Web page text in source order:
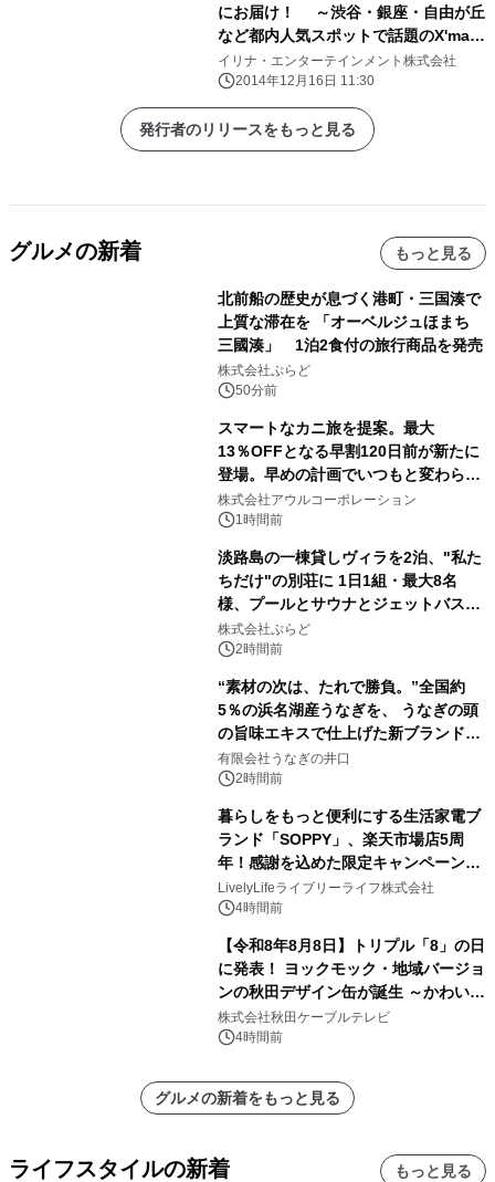
にお届け！ ～渋谷・銀座・自由が丘
など都内人気スポットで話題のX'mas
Cakeを販売～
イリナ・エンターテインメント株式会社
2014年12月16日 11:30
発行者のリリースをもっと見る
グルメの新着 もっと見る
北前船の歴史が息づく港町・三国湊で
上質な滞在を 「オーベルジュほまち
三國湊」 1泊2食付の旅行商品を発売
株式会社ぷらど
50分前
スマートなカニ旅を提案。最大
13％OFFとなる早割120日前が新たに
登場。早めの計画でいつもと変わらぬ
大人の冬旅を。ー夕日ヶ浦温泉「佳松
苑 別邸ふうか」ー
株式会社アウルコーポレーション
1時間前
淡路島の一棟貸しヴィラを2泊、"私た
ちだけ"の別荘に 1日1組・最大8名
様、プールとサウナとジェットバス付
きで Villa Mon Temps AWAJIの連泊
素泊りプラン
株式会社ぷらど
2時間前
“素材の次は、たれで勝負。”全国約
5％の浜名湖産うなぎを、 うなぎの頭
の旨味エキスで仕上げた新ブランド
「井口の誉」誕生
有限会社うなぎの井口
2時間前
暮らしをもっと便利にする生活家電ブ
ランド「SOPPY」、楽天市場店5周
年！感謝を込めた限定キャンペーンを
8月10日より開催
LivelyLifeライブリーライフ株式会社
4時間前
【令和8年8月8日】トリプル「8」の日
に発表！ ヨックモック・地域バージョ
ンの秋田デザイン缶が誕生 ～かわいい
秋田犬の子犬と秋田の四季と名所を巡
るパッケージ～ 9月1日(火)秋田県内で
株式会社秋田ケーブルテレビ
4時間前
グルメの新着をもっと見る
ライフスタイルの新着 もっと見る